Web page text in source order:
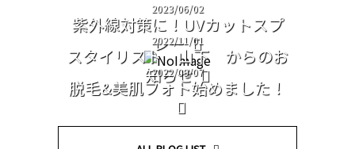
2023/06/02
紫外線対策に！UVカットスプ
レー
2022/11/01
スタイリスト 山下 からのお
知らせ
2022/09/07
脱毛&美肌フォト始めました！